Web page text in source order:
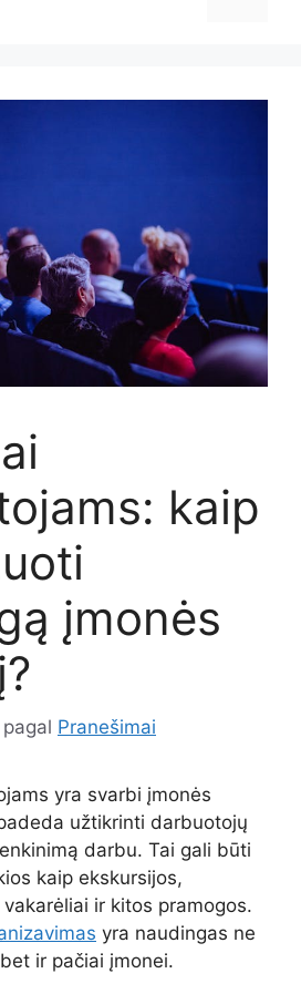
kaip
įmonės
pagal Pranešimai
yra svarbi įmonės
užtikrinti darbuotojų
darbu. Tai gali būti
kaip ekskursijos,
ir kitos pramogos.
yra naudingas ne
ir pačiai įmonei.